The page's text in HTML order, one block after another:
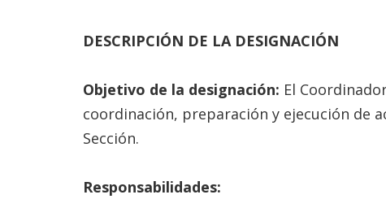
DESCRIPCIÓN DE LA DESIGNACIÓN
Objetivo de la designación: El
coordinación, preparación y ejecución de
Sección.
Responsabilidades: